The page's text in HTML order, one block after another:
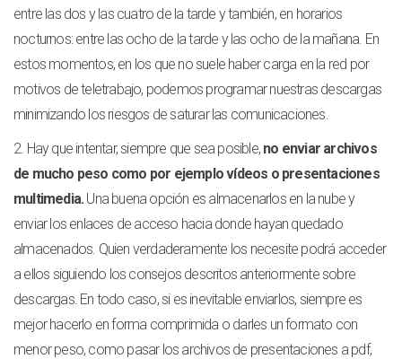
entre las dos y las cuatro de la tarde y también, en horarios
nocturnos: entre las ocho de la tarde y las ocho de la mañana. En
estos momentos, en los que no suele haber carga en la red por
motivos de teletrabajo, podemos programar nuestras descargas
minimizando los riesgos de saturar las comunicaciones.
2. Hay que intentar, siempre que sea posible, no enviar archivos
de mucho peso como por ejemplo vídeos o presentaciones
multimedia. Una buena opción es almacenarlos en la nube y
enviar los enlaces de acceso hacia donde hayan quedado
almacenados. Quien verdaderamente los necesite podrá acceder
a ellos siguiendo los consejos descritos anteriormente sobre
descargas. En todo caso, si es inevitable enviarlos, siempre es
mejor hacerlo en forma comprimida o darles un formato con
menor peso, como pasar los archivos de presentaciones a pdf,